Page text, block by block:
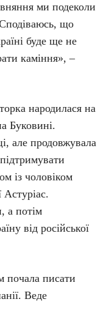
ми подеколи
що
буде ще не
каміння», –
народилася на
Буковині.
але продовжувала
із чоловіком
Астуріас.
а потім
від російської
почала писати
Веде